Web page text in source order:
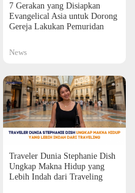
7 Gerakan yang Disiapkan
Evangelical Asia untuk Dorong
Gereja Lakukan Pemuridan
News
Traveler Dunia Stephanie Dish
Ungkap Makna Hidup yang
Lebih Indah dari Traveling